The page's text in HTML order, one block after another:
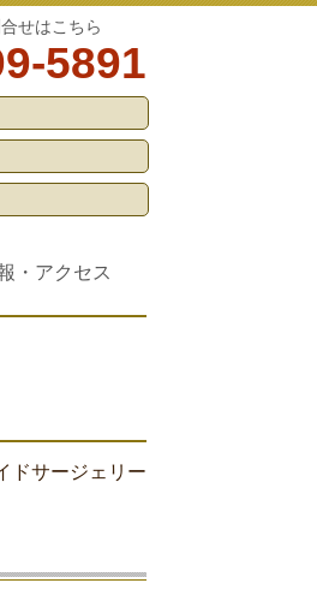
せはこちら
5891
・アクセス
ドサージェリー